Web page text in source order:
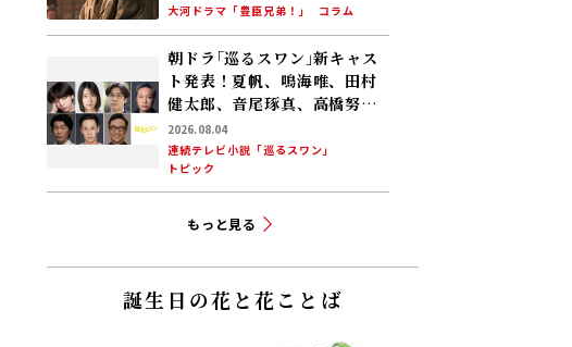
大河ドラマ「豊臣兄弟！」
コラム
朝ドラ｢巡るスワン｣新キャス
ト発表！夏帆、鳴海唯、田村
健太郎、音尾琢真、高橋努、
大倉孝二、角田晃広――主人公･美
咲(森田望智)が交流する警察
署の人々 2027年度前期放送
2026.08.04
連続テレビ小説「巡るスワン」
トピック
もっと見る
誕生日の花と花ことば